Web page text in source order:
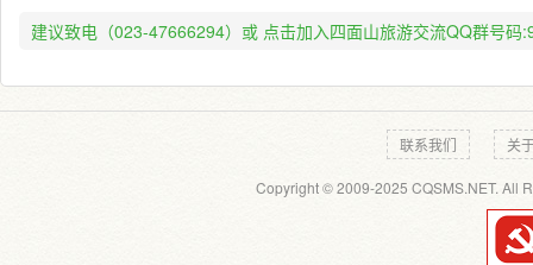
建议致电（023-47666294）或 点击加入四面山旅游交流QQ群号码
联系我们 关
Copyright © 2009-2025 CQSMS.NET. All